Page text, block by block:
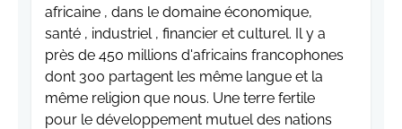
africaine , dans le domaine économique,
santé , industriel , financier et culturel. Il y a
près de 450 millions d'africains francophones
dont 300 partagent les même langue et la
même religion que nous. Une terre fertile
pour le développement mutuel des nations